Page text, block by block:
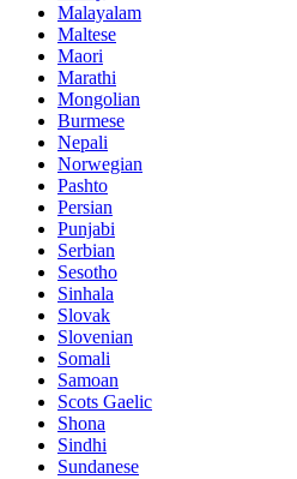
Malayalam
Maltese
Maori
Marathi
Mongolian
Burmese
Nepali
Norwegian
Pashto
Persian
Punjabi
Serbian
Sesotho
Sinhala
Slovak
Slovenian
Somali
Samoan
Scots Gaelic
Shona
Sindhi
Sundanese